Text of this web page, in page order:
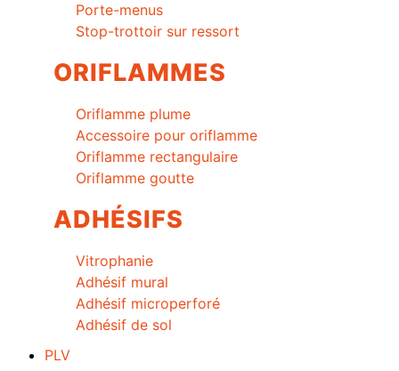
Porte-menus
Stop-trottoir sur ressort
ORIFLAMMES
Oriflamme plume
Accessoire pour oriflamme
Oriflamme rectangulaire
Oriflamme goutte
ADHÉSIFS
Vitrophanie
Adhésif mural
Adhésif microperforé
Adhésif de sol
PLV